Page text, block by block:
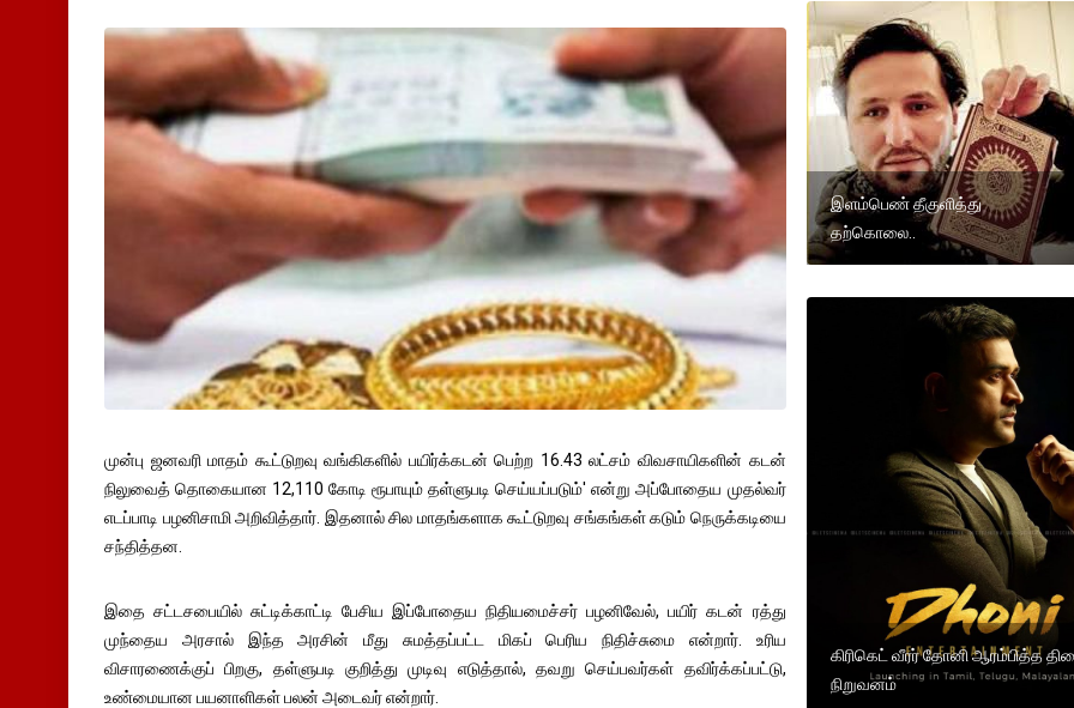
முன்பு ஜனவரி மாதம் கூட்டுறவு வங்கிகளில் பயிர்க்கடன் பெற்ற 16.43 லட்சம் விவசாயிகளின் கடன்
நிலுவைத் தொகையான 12,110 கோடி ரூபாயும் தள்ளுபடி செய்யப்படும்' என்று அப்போதைய முதல்வர்
எடப்பாடி பழனிசாமி அறிவித்தார். இதனால் சில மாதங்களாக கூட்டுறவு சங்கங்கள் கடும் நெருக்கடியை
சந்தித்தன.
இதை சட்டசபையில் சுட்டிக்காட்டி பேசிய இப்போதைய நிதியமைச்சர் பழனிவேல், பயிர் கடன் ரத்து
முந்தைய அரசால் இந்த அரசின் மீது சுமத்தப்பட்ட மிகப் பெரிய நிதிச்சுமை என்றார். உரிய
விசாரணைக்குப் பிறகு, தள்ளுபடி குறித்து முடிவு எடுத்தால், தவறு செய்பவர்கள் தவிர்க்கப்பட்டு,
உண்மையான பயனாளிகள் பலன் அடைவர் என்றார்.
இளம்பெண் தீகுளித்து
தற்கொலை..
கிரிகெட் வீரர் தோனி ஆரம்பித்த
நிறுவனம்